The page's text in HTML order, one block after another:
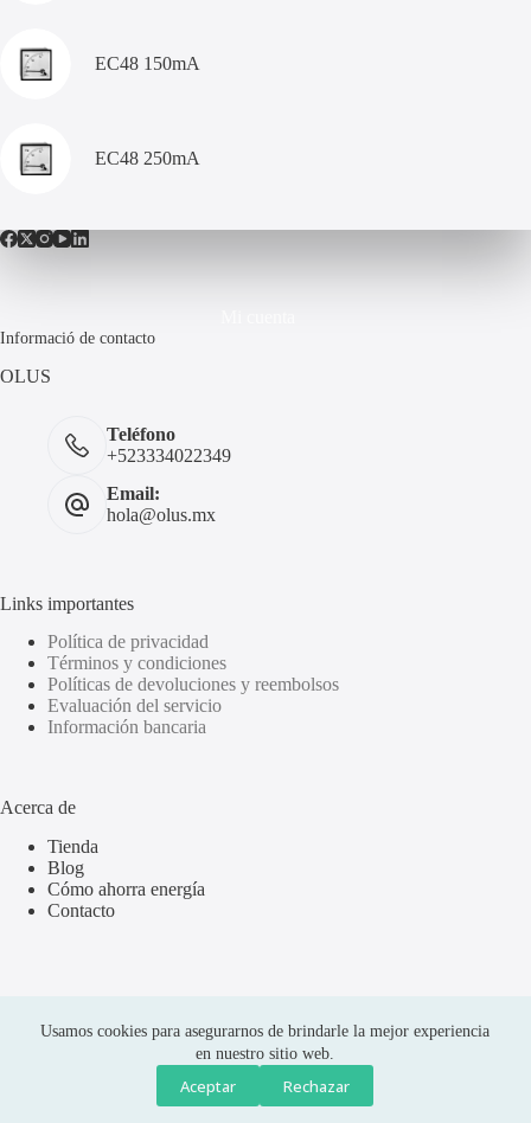
Usamos cookies para asegurarnos de brindarle la mejor experiencia
en nuestro sitio web.
Aceptar Rechazar
EC48 150mA
EC48 250mA
Informació de contacto
OLUS
Teléfono
+523334022349
Email:
hola@olus.mx
Links importantes
Política de privacidad
Términos y condiciones
Políticas de devoluciones y reembolsos
Evaluación del servicio
Información bancaria
Acerca de
Tienda
Blog
Cómo ahorra energía
Contacto